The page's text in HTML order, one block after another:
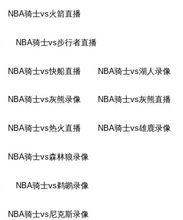
NBA骑士vs火箭直播
NBA骑士vs步行者直播
NBA骑士vs快船直播 NBA骑士vs湖人录像
NBA骑士vs灰熊录像 NBA骑士vs灰熊直播
NBA骑士vs热火直播 NBA骑士vs雄鹿录像
NBA骑士vs森林狼录像
NBA骑士vs鹈鹕录像
NBA骑士vs尼克斯录像